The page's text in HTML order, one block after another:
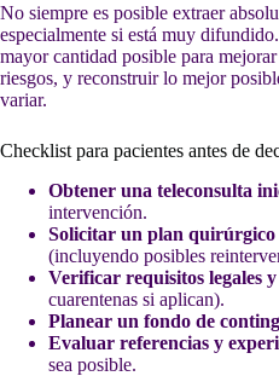
No siempre es posible extraer
especialmente si está muy
mayor cantidad posible para
riesgos, y reconstruir lo mejor
variar.
Checklist para pacientes antes de
Obtener una teleconsulta
intervención.
Solicitar un plan quirúrgico
(incluyendo posibles
Verificar requisitos legales
cuarentenas si aplican).
Planear un fondo de
Evaluar referencias y
sea posible.